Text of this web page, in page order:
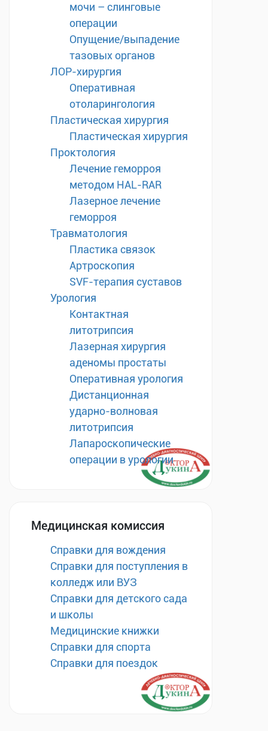
мочи – слинговые
операции
Опущение/выпадение
тазовых органов
ЛОР-хирургия
Оперативная
отоларингология
Пластическая хирургия
Пластическая хирургия
Проктология
Лечение геморроя
методом HAL-RAR
Лазерное лечение
геморроя
Травматология
Пластика связок
Артроскопия
SVF-терапия суставов
Урология
Контактная
литотрипсия
Лазерная хирургия
аденомы простаты
Оперативная урология
Дистанционная
ударно-волновая
литотрипсия
Лапароскопические
операции в урологии
Медицинская комиссия
Справки для вождения
Справки для поступления в
колледж или ВУЗ
Справки для детского сада
и школы
Медицинские книжки
Справки для спорта
Справки для поездок